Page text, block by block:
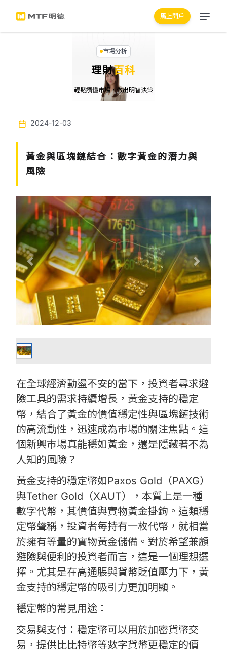
馬上開戶
市場分析
理財百科
輕鬆讀懂市場，做出明智決策
2024-12-03
黃金與區塊鏈結合：數字黃金的潛力與
風險
Previous Next
在全球經濟動盪不安的當下，投資者尋求避
險工具的需求持續增長，黃金支持的穩定
幣，結合了黃金的價值穩定性與區塊鏈技術
的高流動性，迅速成為市場的關注焦點。這
個新興市場真能穩如黃金，還是隱藏著不為
人知的風險？
黃金支持的穩定幣如Paxos Gold（PAXG）
與Tether Gold（XAUT），本質上是一種
數字代幣，其價值與實物黃金掛鉤。這類穩
定幣聲稱，投資者每持有一枚代幣，就相當
於擁有等量的實物黃金儲備。對於希望兼顧
避險與便利的投資者而言，這是一個理想選
擇。尤其是在高通脹與貨幣貶值壓力下，黃
金支持的穩定幣的吸引力更加明顯。
穩定幣的常見用途：
交易與支付：穩定幣可以用於加密貨幣交
易，提供比比特幣等數字貨幣更穩定的價